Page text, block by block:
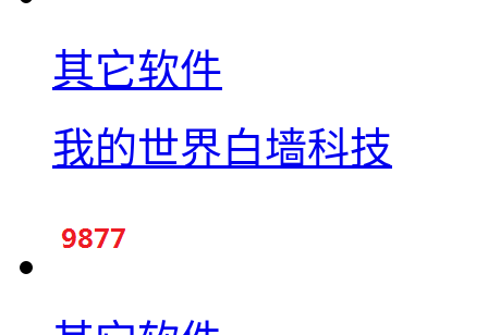
其它软件
我的世界白墙科技